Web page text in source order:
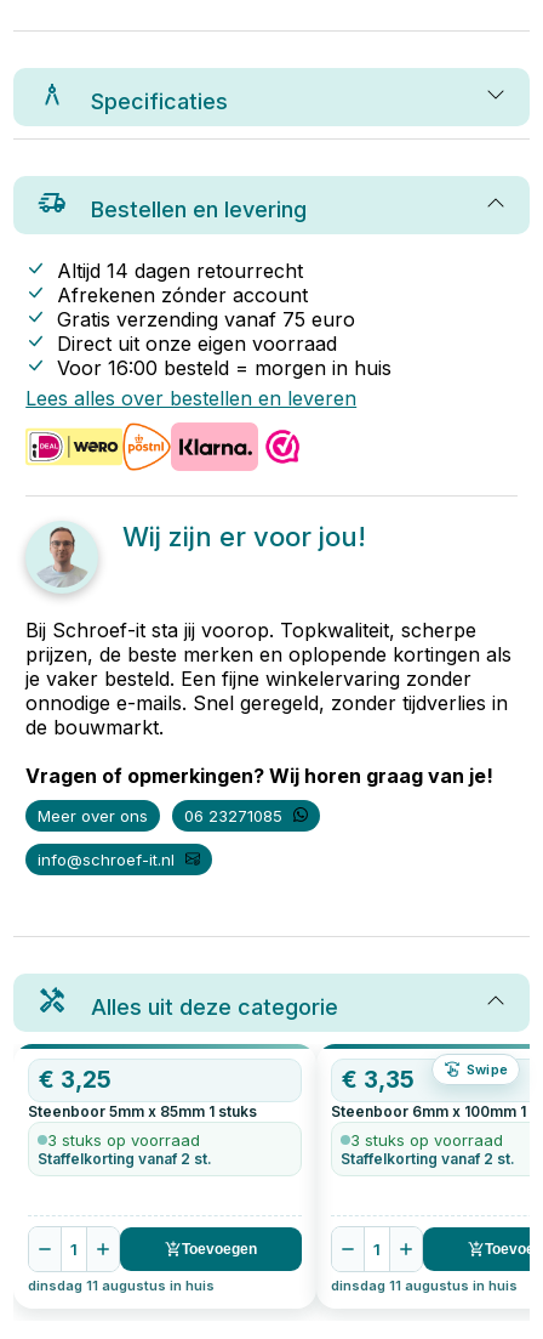
Specificaties
Bestellen en levering
Altijd 14 dagen retourrecht
Afrekenen zónder account
Gratis verzending vanaf 75 euro
Direct uit onze eigen voorraad
Voor 16:00 besteld = morgen in huis
Lees alles over bestellen en leveren
Wij zijn er voor jou!
Bij Schroef-it sta jij voorop. Topkwaliteit, scherpe
prijzen, de beste merken en oplopende kortingen als
je vaker besteld. Een fijne winkelervaring zonder
onnodige e-mails. Snel geregeld, zonder tijdverlies in
de bouwmarkt.
Vragen of opmerkingen? Wij horen graag van je!
Meer over ons 06 23271085
info@schroef-it.nl
Alles uit deze categorie
Swipe
€ 3,25
Steenboor 5mm x 85mm 1 stuks
3 stuks op voorraad
Staffelkorting vanaf 2 st.
1 Toevoegen
dinsdag 11 augustus in huis
€ 3,35
Steenboor 6mm x 100mm 1
3 stuks op voorraad
Staffelkorting vanaf 2 st.
1
dinsdag 11 augustus in huis